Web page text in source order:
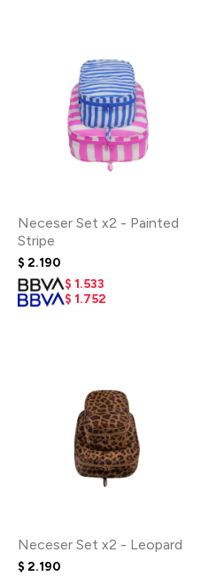
Neceser Set x2 - Painted
Stripe
$ 2.190
$ 1.533
$ 1.752
Neceser Set x2 - Leopard
$ 2.190